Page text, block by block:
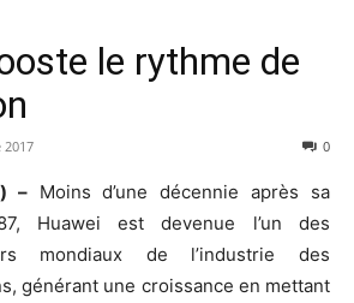
le rythme de
2017 0
–Moins d’une décennie après sa
Huawei est devenue l’un des
mondiaux de l’industrie des
générant une croissance en mettant